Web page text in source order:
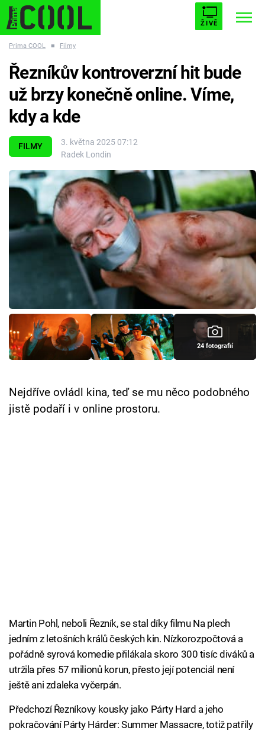
ŽIVĚ
ESCAPE PLNEJ KOTEL AVENGERS 5
Témata
Filmy
Seriály
Cool Esport
Pořady
TV Program
Prima COOL ■ Filmy
FILMY
3. května 2025 07:12
Radek Londin
Řezníkův kontroverzní hit bude
už brzy konečně online. Víme,
kdy a kde
24 fotografií
Nejdříve ovládl kina, teď se mu něco podobného
jistě podaří i v online prostoru.
Martin Pohl, neboli Řezník, se stal díky filmu Na plech
jedním z letošních králů českých kin. Nízkorozpočtová a
pořádně syrová komedie přilákala skoro 300 tisíc diváků a
utržila přes 57 milionů korun, přesto její potenciál není
ještě ani zdaleka vyčerpán.
Předchozí Řezníkovy kousky jako Párty Hard a jeho
pokračování Párty Hárder: Summer Massacre, totiž patřily